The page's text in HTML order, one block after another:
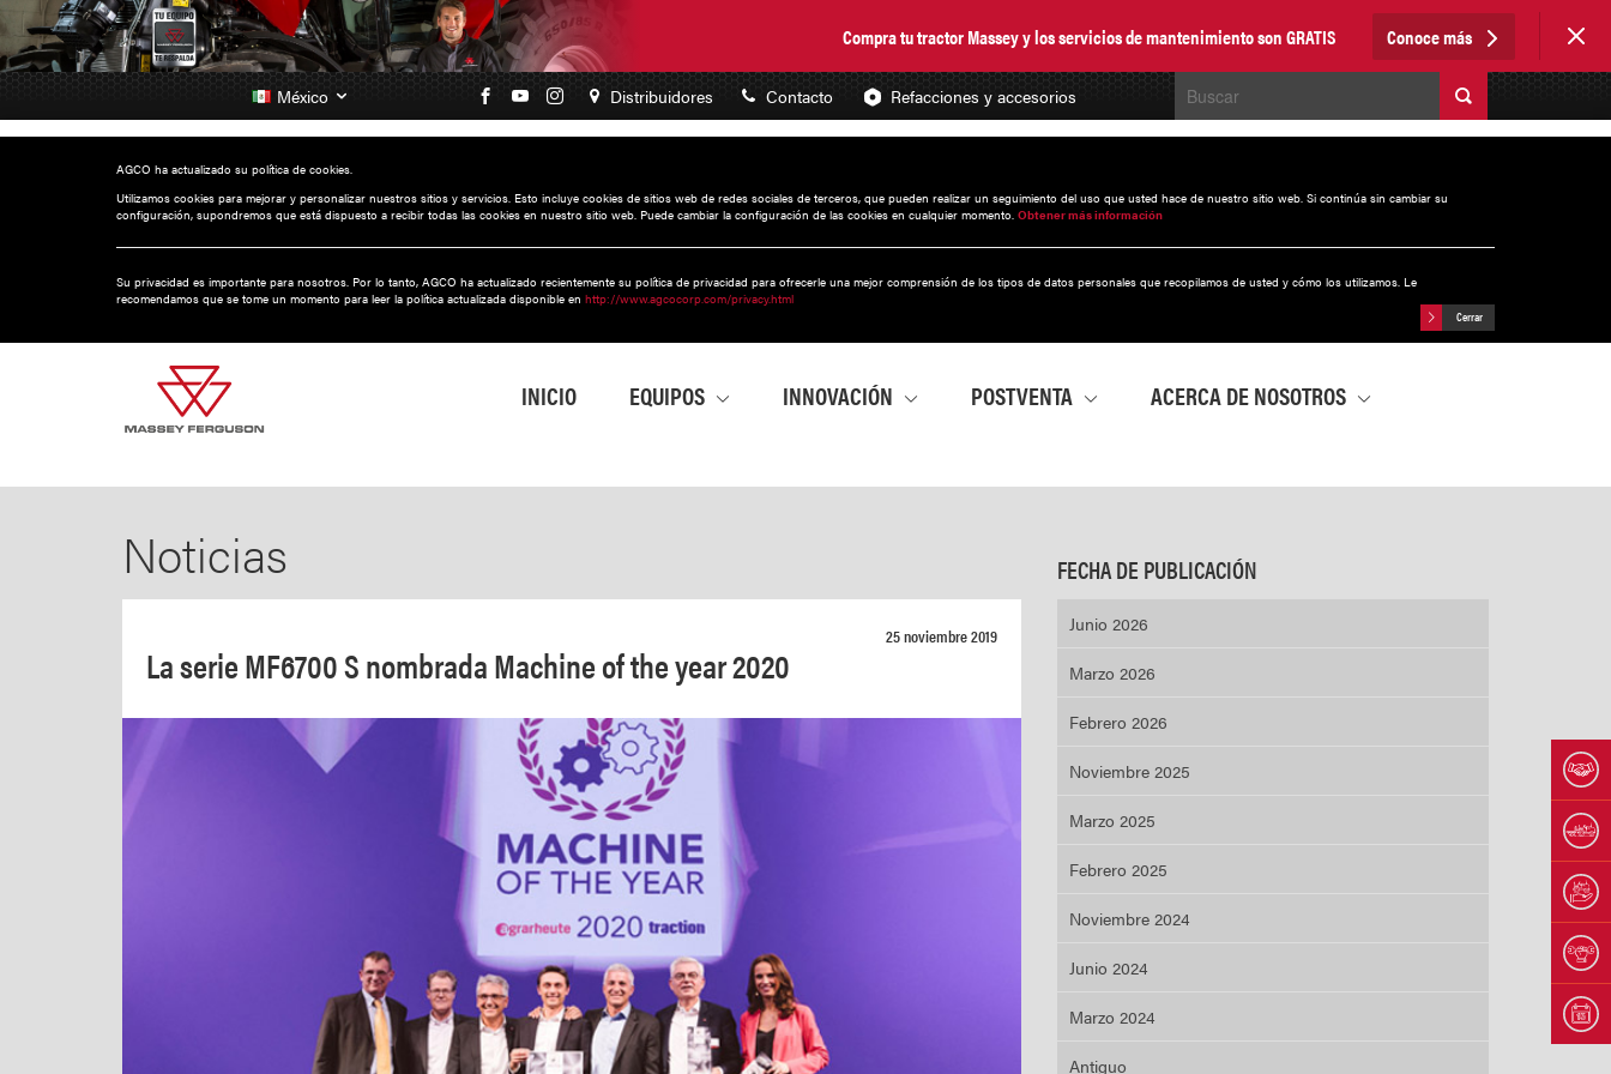
Compra tu tractor Massey y los servicios de mantenimiento son GRATIS Conoce más
México Distribuidores Contacto Refacciones y accesorios
AGCO ha actualizado su política de cookies.
Utilizamos cookies para mejorar y personalizar nuestros sitios y servicios. Esto incluye cookies de sitios web de redes sociales de terceros, que pueden realizar un seguimiento del uso que usted hace de nuestro sitio web. Si continúa sin cambiar su
configuración, supondremos que está dispuesto a recibir todas las cookies en nuestro sitio web. Puede cambiar la configuración de las cookies en cualquier momento. Obtener más información
Su privacidad es importante para nosotros. Por lo tanto, AGCO ha actualizado recientemente su política de privacidad para ofrecerle una mejor comprensión de los tipos de datos personales que recopilamos de usted y cómo los utilizamos. Le
recomendamos que se tome un momento para leer la política actualizada disponible en http://www.agcocorp.com/privacy.html
Cerrar
INICIO EQUIPOS INNOVACIÓN POSTVENTA ACERCA DE NOSOTROS
Noticias
25 noviembre 2019
La serie MF6700 S nombrada Machine of the year 2020
FECHA DE PUBLICACIÓN
Junio 2026
Marzo 2026
Febrero 2026
Noviembre 2025
Marzo 2025
Febrero 2025
Noviembre 2024
Junio 2024
Marzo 2024
Antiguo